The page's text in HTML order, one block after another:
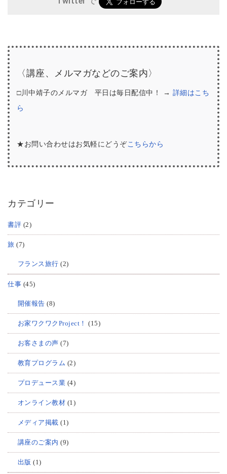
〈講座、メルマガなどのご案内〉
□川中靖子のメルマガ 平日は毎日配信中！ → 詳細はこち
ら
★お問い合わせはお気軽にどうぞこちらから
カテゴリー
書評 (2)
旅 (7)
フランス旅行 (2)
仕事 (45)
開催報告 (8)
お家ワクワクProject！ (15)
お客さまの声 (7)
教育プログラム (2)
プロデュース業 (4)
オンライン教材 (1)
メディア掲載 (1)
講座のご案内 (9)
出版 (1)